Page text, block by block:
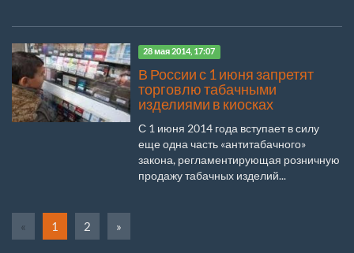
28 мая 2014, 17:07
В России с 1 июня запретят
торговлю табачными
изделиями в киосках
С 1 июня 2014 года вступает в силу
еще одна часть «антитабачного»
закона, регламентирующая розничную
продажу табачных изделий...
« 1 2 »